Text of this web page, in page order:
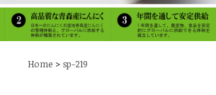
Home> sp-219